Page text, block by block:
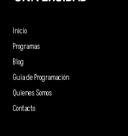
Inicio
Programas
Blog
Guía de Programación
Quienes Somos
Contacto